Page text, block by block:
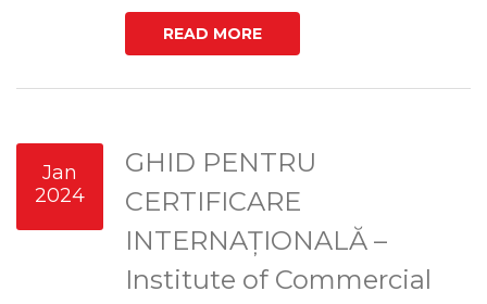
READ MORE
Jan
2024
GHID PENTRU
CERTIFICARE
INTERNAȚIONALĂ –
Institute of Commercial